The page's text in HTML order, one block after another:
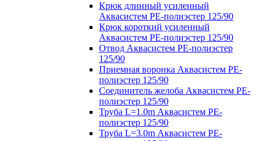
Крюк длинный усиленный
Аквасистем PE-полиэстер 125/90
Крюк короткий усиленный
Аквасистем PE-полиэстер 125/90
Отвод Аквасистем РЕ-полиэстер
125/90
Приемная воронка Аквасистем PE-
полиэстер 125/90
Соединитель желоба Аквасистем PE-
полиэстер 125/90
Труба L=1.0m Аквасистем PE-
полиэстер 125/90
Труба L=3.0m Аквасистем PE-